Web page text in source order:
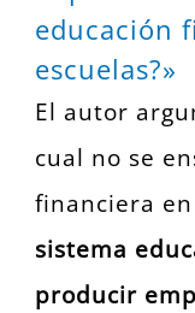
educación
escuelas?»
El autor
cual no se
financiera
sistema
producir